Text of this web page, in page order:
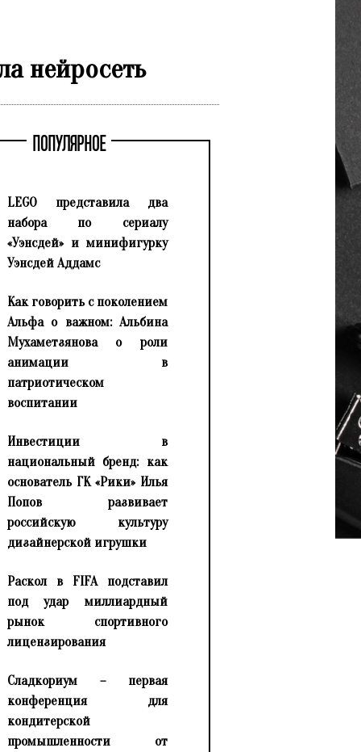
нейросеть
ПОПУЛЯРНОЕ
LEGO представила два
набора по сериалу
«Уэнсдей» и минифигурку
Уэнсдей Аддамс
Как говорить с поколением
Альфа о важном: Альбина
Мухаметзянова о роли
анимации в
патриотическом
воспитании
Инвестиции в
национальный бренд: как
основатель ГК «Рики» Илья
Попов развивает
российскую культуру
дизайнерской игрушки
Раскол в FIFA подставил
под удар миллиардный
рынок спортивного
лицензирования
Сладкориум – первая
конференция для
кондитерской
промышленности от